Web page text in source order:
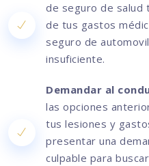
de seguro de salud
de tus gastos
seguro de
insuficiente.
Demandar al
las opciones
tus lesiones y
presentar una
culpable para